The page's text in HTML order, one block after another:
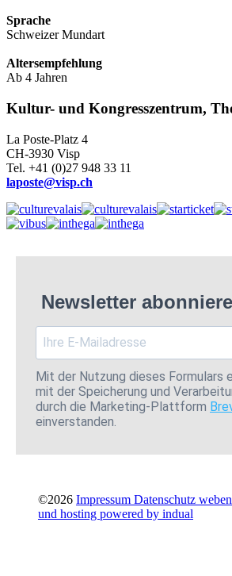
Sprache
Schweizer Mundart
Altersempfehlung
Ab 4 Jahren
Kultur- und Kongresszentrum,
La Poste-Platz 4
CH-3930 Visp
Tel. +41 (0)27 948 33 11
laposte@visp.ch
Newsletter
Mit der Nutzung dieses Formulars
mit der Speicherung und
durch die Marketing-Plattform
einverstanden.
©2026 Impressum Datenschutz
und hosting powered by indual